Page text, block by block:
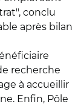
conclu
après bilan
recherche
à accueillir
Enfin, Pôle